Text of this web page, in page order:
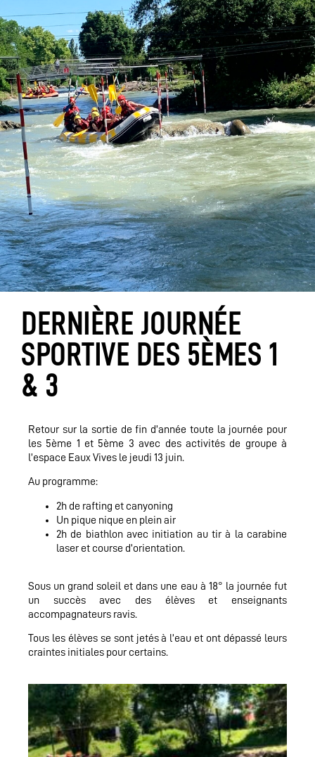
DERNIÈRE JOURNÉE
SPORTIVE DES 5ÈMES 1
& 3
Retour sur la sortie de fin d’année toute la journée pour
les 5ème 1 et 5ème 3 avec des activités de groupe à
l’espace Eaux Vives le jeudi 13 juin.
Au programme:
2h de rafting et canyoning
Un pique nique en plein air
2h de biathlon avec initiation au tir à la carabine
laser et course d’orientation.
Sous un grand soleil et dans une eau à 18° la journée fut
un succès avec des élèves et enseignants
accompagnateurs ravis.
Tous les élèves se sont jetés à l’eau et ont dépassé leurs
craintes initiales pour certains.